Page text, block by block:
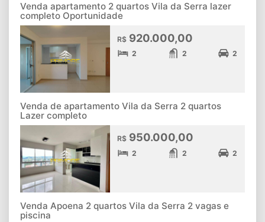
Venda apartamento 2 quartos Vila da Serra lazer
completo Oportunidade
R$ 920.000,00
2 2 2
Venda de apartamento Vila da Serra 2 quartos
Lazer completo
R$ 950.000,00
2 2 2
Venda Apoena 2 quartos Vila da Serra 2 vagas e
piscina